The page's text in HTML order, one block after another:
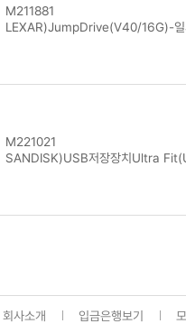
M211881
LEXAR)JumpDrive(V40/16G)-일
M221021
SANDISK)USB저장장치Ultra
회사소개 입금은행보기